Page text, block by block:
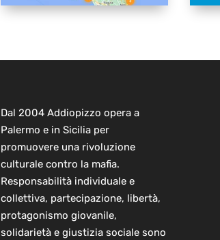
Dal 2004 Addiopizzo opera a
Palermo e in Sicilia per
promuovere una rivoluzione
culturale contro la mafia.
Responsabilità individuale e
collettiva, partecipazione, libertà,
protagonismo giovanile,
solidarietà e giustizia sociale sono